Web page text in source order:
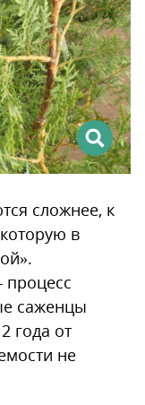
сложнее, к
в
саженцы
года от
не